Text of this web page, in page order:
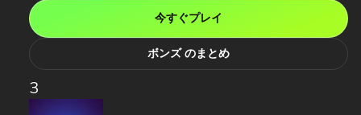
今すぐプレイ
ボンズ のまとめ
3